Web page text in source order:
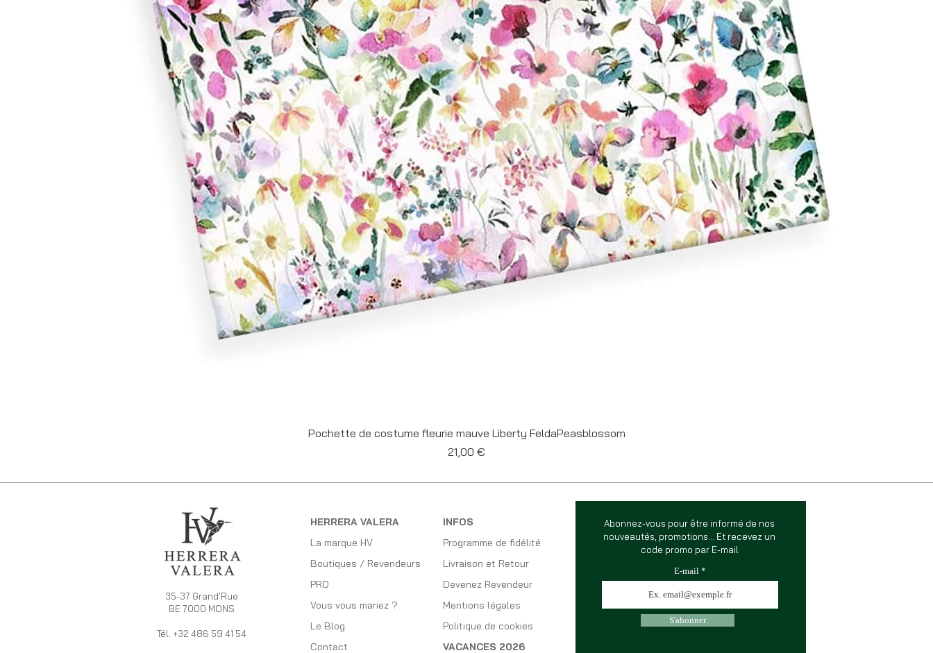
Aperçu rapide
Pochette de costume fleurie mauve Liberty FeldaPeasblossom
Prix
21,00 €
35-37 Grand'Rue
BE 7000 MONS
Tél. +32 486 59 41 54
HERRERA VALERA
La marque HV
Boutiques / Revendeurs
PRO
Vous vous mariez ?
Le Blog
Contact
INFOS
Programme de fidélité
Livraison et Retour
Devenez Revendeur
Mentions légales
Politique de cookies
VACANCES 2026
Abonnez-vous pour être informé de nos
nouveautés, promotions... Et recevez un
code promo par E-mail
E-mail
S'abonner